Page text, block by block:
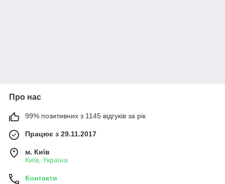
Про нас
99% позитивних з 1145 відгуків за рік
Працює з 29.11.2017
м. Київ
Київ, Україна
Контакти